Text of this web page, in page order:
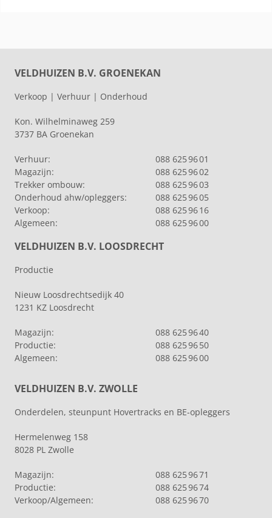
VELDHUIZEN B.V. GROENEKAN
Verkoop | Verhuur | Onderhoud
Kon. Wilhelminaweg 259
3737 BA Groenekan
Verhuur:
088 625 96 01
Magazijn:
088 625 96 02
Trekker ombouw:
088 625 96 03
Onderhoud ahw/opleggers:
088 625 96 05
Verkoop:
088 625 96 16
Algemeen:
088 625 96 00
VELDHUIZEN B.V. LOOSDRECHT
Productie
Nieuw Loosdrechtsedijk 40
1231 KZ Loosdrecht
Magazijn:
088 625 96 40
Productie:
088 625 96 50
Algemeen:
088 625 96 00
VELDHUIZEN B.V. ZWOLLE
Onderdelen, steunpunt Hovertracks en BE-opleggers
Hermelenweg 158
8028 PL Zwolle
Magazijn:
088 625 96 71
Productie:
088 625 96 74
Verkoop/Algemeen:
088 625 96 70